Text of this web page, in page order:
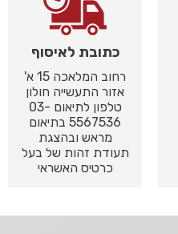
כתובת לאיסוף
רחוב המלאכה 15 א'
אזור התעשייה חולון
טלפון לתיאום 03-
5567536 בתיאום
מראש ובהצגת
תעודת זהות של בעל
כרטיס האשראי